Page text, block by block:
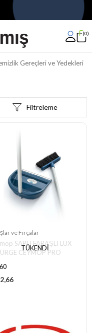
0
Gereçleri ve Yedekleri
Filtreleme
TÜKENDI
ve Fırçalar
SAPLI FARAŞLI LÜX
CEYMOP PRO